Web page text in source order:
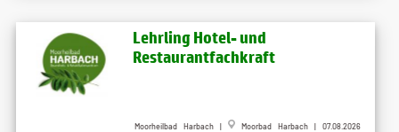
Lehrling Hotel- und
Restaurantfachkraft
Moorheilbad Harbach | Moorbad Harbach | 07.08.2026